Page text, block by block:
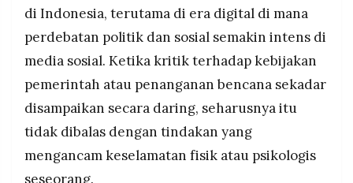
di Indonesia, terutama di era digital di mana
perdebatan politik dan sosial semakin intens di
media sosial. Ketika kritik terhadap kebijakan
pemerintah atau penanganan bencana sekadar
disampaikan secara daring, seharusnya itu
tidak dibalas dengan tindakan yang
mengancam keselamatan fisik atau psikologis
seseorang.